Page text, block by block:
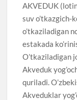
AKVEDUK
suv o’tkazgich-
o’tkaziladigan
estakada
O’tkaziladigan
Akveduk
quriladi.
Akveduklar